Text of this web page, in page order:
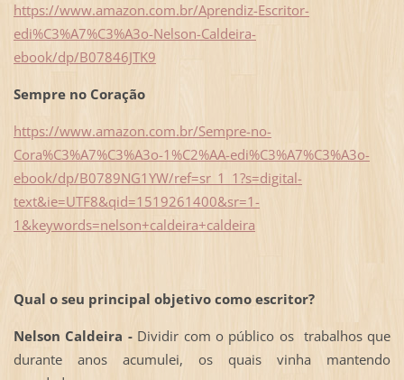
https://www.amazon.com.br/Aprendiz-Escritor-
edi%C3%A7%C3%A3o-Nelson-Caldeira-
ebook/dp/B07846JTK9
Sempre no Coração
https://www.amazon.com.br/Sempre-no-
Cora%C3%A7%C3%A3o-1%C2%AA-edi%C3%A7%C3%A3o-
ebook/dp/B0789NG1YW/ref=sr_1_1?s=digital-
text&ie=UTF8&qid=1519261400&sr=1-
1&keywords=nelson+caldeira+caldeira
Qual o seu principal objetivo como escritor?
Nelson Caldeira - Dividir com o público os trabalhos que
durante anos acumulei, os quais vinha mantendo